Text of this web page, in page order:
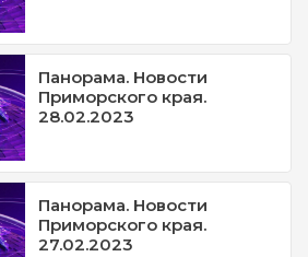
Панорама. Новости
Приморского края.
28.02.2023
Панорама. Новости
Приморского края.
27.02.2023